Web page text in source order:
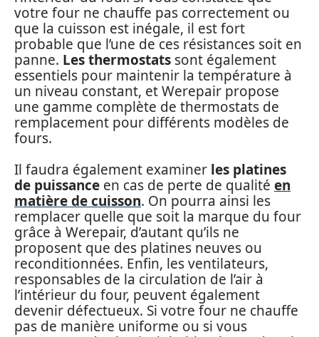
votre four ne chauffe pas correctement ou
que la cuisson est inégale, il est fort
probable que l’une de ces résistances soit en
panne. Les thermostats sont également
essentiels pour maintenir la température à
un niveau constant, et Werepair propose
une gamme complète de thermostats de
remplacement pour différents modèles de
fours.
Il faudra également examiner les platines
de puissance en cas de perte de qualité en
matière de cuisson. On pourra ainsi les
remplacer quelle que soit la marque du four
grâce à Werepair, d’autant qu’ils ne
proposent que des platines neuves ou
reconditionnées. Enfin, les ventilateurs,
responsables de la circulation de l’air à
l’intérieur du four, peuvent également
devenir défectueux. Si votre four ne chauffe
pas de manière uniforme ou si vous